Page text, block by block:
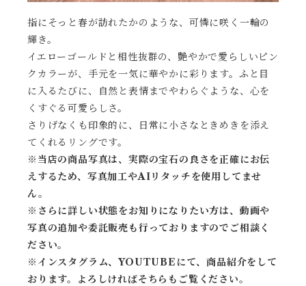
指にそっと春が訪れたかのような、可憐に咲く一輪の
輝き。
イエローゴールドと相性抜群の、艶やかで愛らしいピン
クカラーが、手元を一気に華やかに彩ります。ふと目
に入るたびに、自然と表情までやわらぐような、心を
くすぐる可愛らしさ。
さりげなくも印象的に、日常に小さなときめきを添え
てくれるリングです。
※当店の商品写真は、実際の宝石の良さを正確にお伝
えするため、写真加工やAIリタッチを使用してませ
ん。
※ さらに詳しい状態をお知りになりたい方は、動画や
写真の追加や委託販売も行っておりますのでご相談く
ださい。
※ インスタグラム、YOUTUBEにて、商品紹介をして
おります。よろしければそちらもご覧ください。